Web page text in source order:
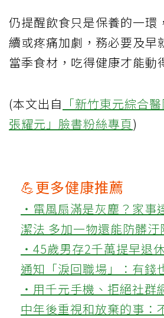
仍提醒飲食只是保養的一環
續或疼痛加劇，務必要及早
當季食材，吃得健康才能動
(本文出自 「新竹東元綜合
張耀元」臉書粉絲專頁)
💪更多健康推薦
‧電風扇滿是灰塵？家事
潔法 多加一物還能防髒汙
‧45歲男存2千萬提早退
通知「淚回職場」：有錢
‧用千元手機、拒絕社群
中年後重視和放棄的事：